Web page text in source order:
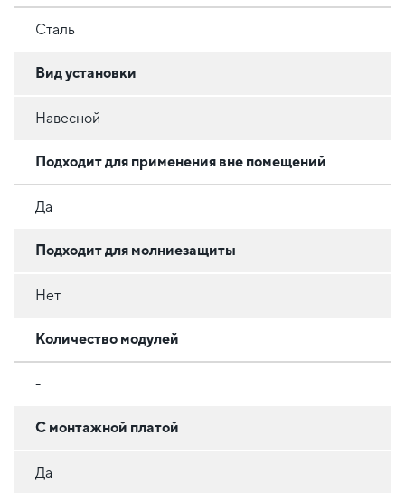
Сталь
Вид установки
Навесной
Подходит для применения вне помещений
Да
Подходит для молниезащиты
Нет
Количество модулей
-
С монтажной платой
Да